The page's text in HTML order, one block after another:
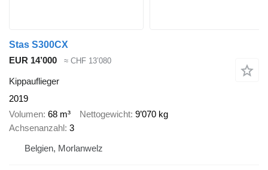
Stas S300CX
EUR 14’000
≈ CHF 13’080
Kippauflieger
2019
Volumen 68 m³ Nettogewicht 9’070 kg
Achsenanzahl 3
Belgien, Morlanwelz